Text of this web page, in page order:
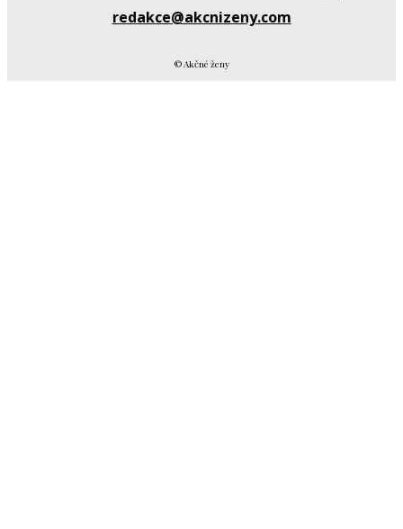
redakce@akcnizeny.com
© Akčné ženy